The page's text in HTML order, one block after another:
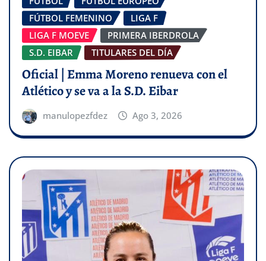
FÚTBOL FEMENINO
LIGA F
LIGA F MOEVE
PRIMERA IBERDROLA
S.D. EIBAR
TITULARES DEL DÍA
Oficial | Emma Moreno renueva con el
Atlético y se va a la S.D. Eibar
manulopezfdez Ago 3, 2026